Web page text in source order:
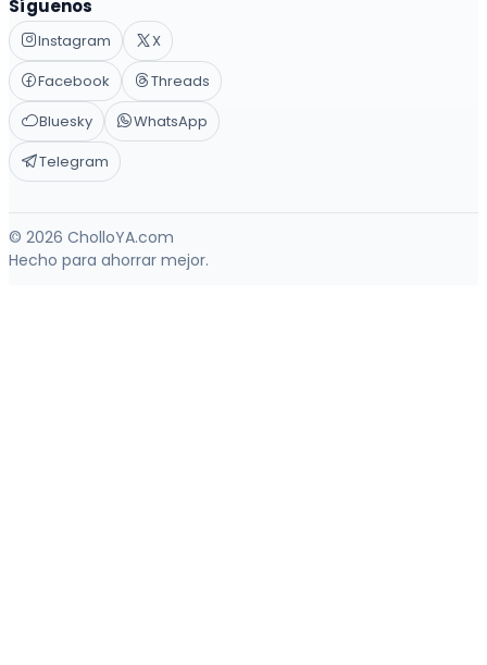
Síguenos
Instagram
X
Facebook
Threads
Bluesky
WhatsApp
Telegram
© 2026 CholloYA.com
Hecho para ahorrar mejor.